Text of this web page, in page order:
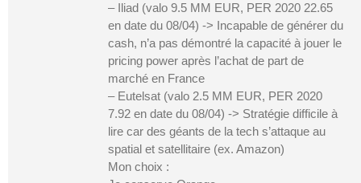
– Iliad (valo 9.5 MM EUR, PER 2020 22.65
en date du 08/04) -> Incapable de générer du
cash, n’a pas démontré la capacité à jouer le
pricing power après l’achat de part de
marché en France
– Eutelsat (valo 2.5 MM EUR, PER 2020
7.92 en date du 08/04) -> Stratégie difficile à
lire car des géants de la tech s’attaque au
spatial et satellitaire (ex. Amazon)
Mon choix :